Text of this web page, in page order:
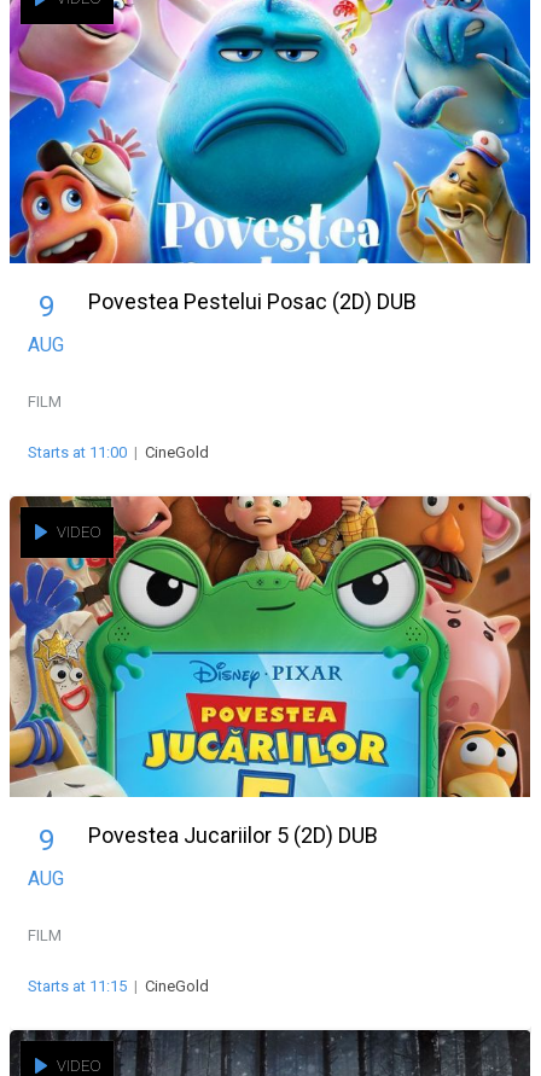
9
AUG
Povestea Pestelui Posac (2D) DUB
FILM
Starts at 11:00 | CineGold
VIDEO
9
AUG
Povestea Jucariilor 5 (2D) DUB
FILM
Starts at 11:15 | CineGold
VIDEO